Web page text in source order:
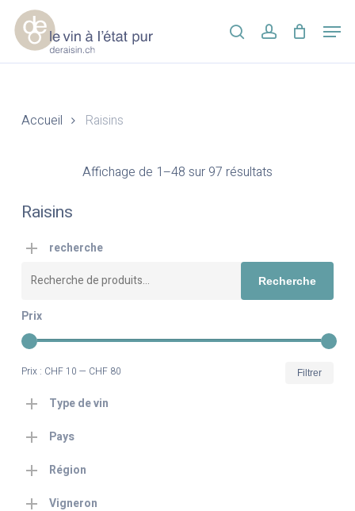
Skip
main
content
searchaccount
Raisins
Affichage de 1–48 sur 97 résultats
Accueil Raisins
recherche
Recherche
pour :
Recherche
Prix
Filtrer
Prix : CHF 10 — CHF 80
Type de vin
Pays
Région
Vigneron
Menu